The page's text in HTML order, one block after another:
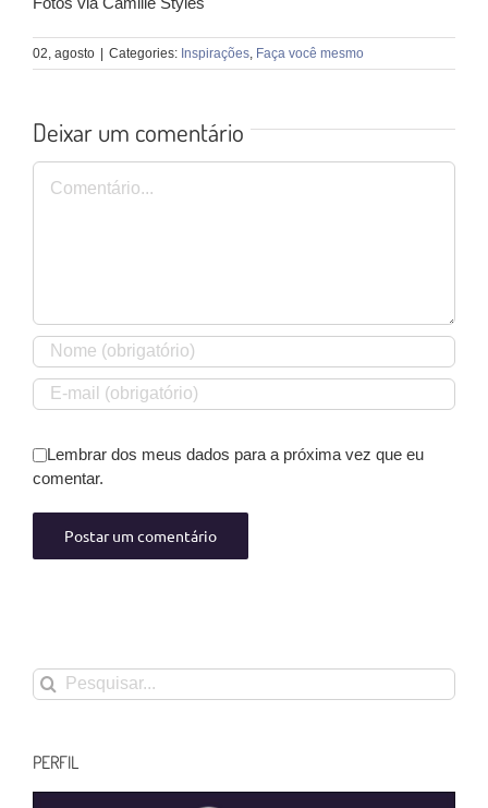
02, agosto | Categories: Inspirações Faça você mesmo
Deixar um comentário
Comentário
Lembrar dos meus dados para a próxima vez que eu
comentar.
Buscar
resultados
PERFIL